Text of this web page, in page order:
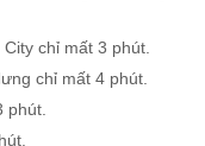
chỉ mất 3 phút.
chỉ mất 4 phút.
phút.